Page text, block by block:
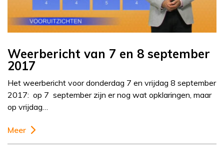
Weerbericht van 7 en 8 september
2017
Het weerbericht voor donderdag 7 en vrijdag 8 september
2017: op 7 september zijn er nog wat opklaringen, maar
op vrijdag…
Meer